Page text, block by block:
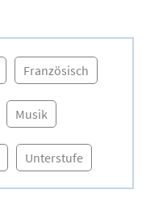
Französisch
Musik
Unterstufe